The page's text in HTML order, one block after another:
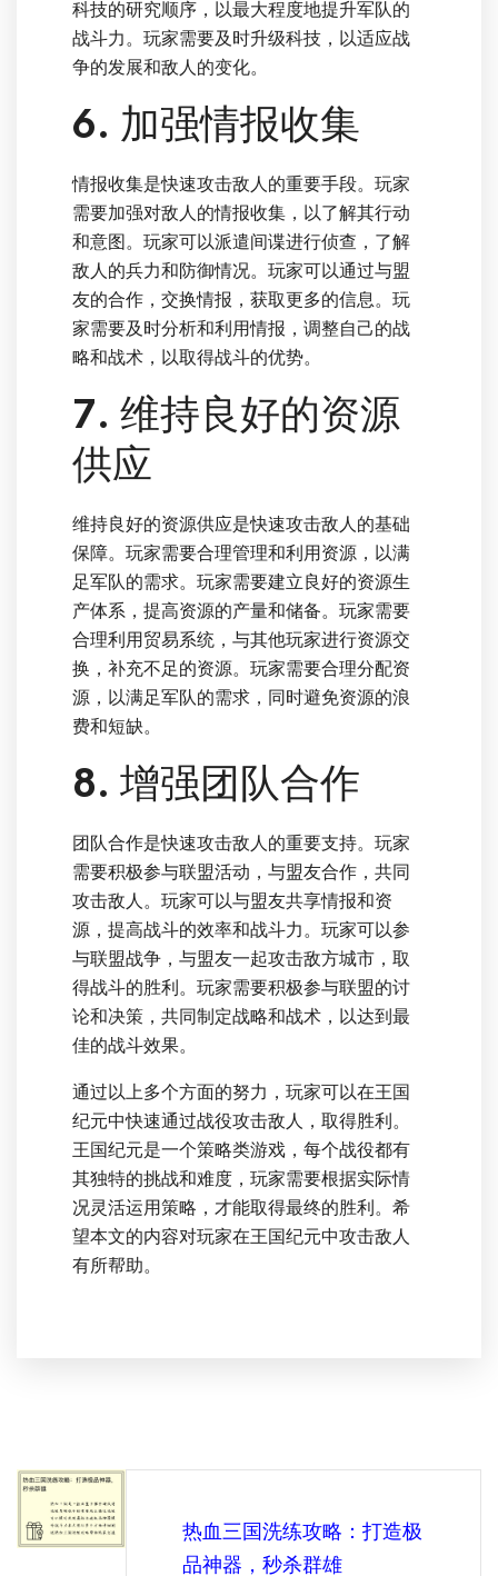
科技的研究顺序，以最大程度地提升军队的
战斗力。玩家需要及时升级科技，以适应战
争的发展和敌人的变化。
6. 加强情报收集
情报收集是快速攻击敌人的重要手段。玩家
需要加强对敌人的情报收集，以了解其行动
和意图。玩家可以派遣间谍进行侦查，了解
敌人的兵力和防御情况。玩家可以通过与盟
友的合作，交换情报，获取更多的信息。玩
家需要及时分析和利用情报，调整自己的战
略和战术，以取得战斗的优势。
7. 维持良好的资源
供应
维持良好的资源供应是快速攻击敌人的基础
保障。玩家需要合理管理和利用资源，以满
足军队的需求。玩家需要建立良好的资源生
产体系，提高资源的产量和储备。玩家需要
合理利用贸易系统，与其他玩家进行资源交
换，补充不足的资源。玩家需要合理分配资
源，以满足军队的需求，同时避免资源的浪
费和短缺。
8. 增强团队合作
团队合作是快速攻击敌人的重要支持。玩家
需要积极参与联盟活动，与盟友合作，共同
攻击敌人。玩家可以与盟友共享情报和资
源，提高战斗的效率和战斗力。玩家可以参
与联盟战争，与盟友一起攻击敌方城市，取
得战斗的胜利。玩家需要积极参与联盟的讨
论和决策，共同制定战略和战术，以达到最
佳的战斗效果。
通过以上多个方面的努力，玩家可以在王国
纪元中快速通过战役攻击敌人，取得胜利。
王国纪元是一个策略类游戏，每个战役都有
其独特的挑战和难度，玩家需要根据实际情
况灵活运用策略，才能取得最终的胜利。希
望本文的内容对玩家在王国纪元中攻击敌人
有所帮助。
热血三国洗练攻略：打造极
品神器，秒杀群雄